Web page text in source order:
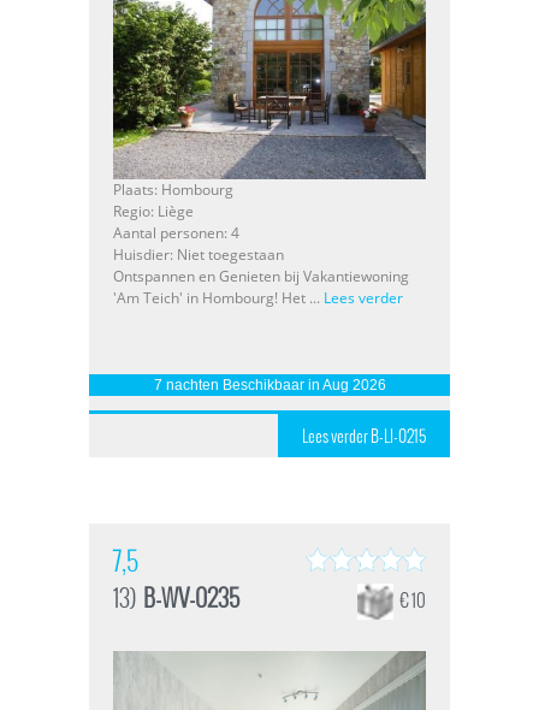
Plaats: Hombourg
Regio: Liège
Aantal personen: 4
Huisdier: Niet toegestaan
Ontspannen en Genieten bij Vakantiewoning
'Am Teich' in Hombourg! Het ... Lees verder
7 nachten Beschikbaar in Aug 2026
Lees verder B-LI-0215
7,5
13) B-WV-0235 € 10